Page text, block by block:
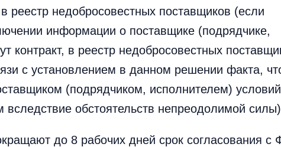
реестр недобросовестных поставщиков (если
информации о поставщике (подрядчике,
контракт, в реестр недобросовестных
с установлением в данном решении факта,
(подрядчиком, исполнителем) условий
вследствие обстоятельств непреодолимой
до 8 рабочих дней срок согласования с